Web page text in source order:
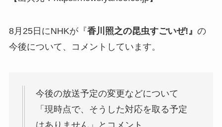
8月25日にNHKが『香川照之の昆虫すごいぜ!』 の
今後について、コメントしています。
今後の放送予定の変更などについて
「現時点で、そうした対応を取る予定